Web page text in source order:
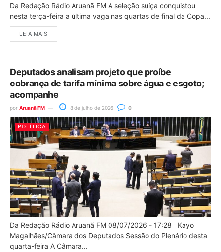
Da Redação Rádio Aruanã FM A seleção suíça conquistou
nesta terça-feira a última vaga nas quartas de final da Copa...
LEIA MAIS
Deputados analisam projeto que proíbe
cobrança de tarifa mínima sobre água e esgoto;
acompanhe
por Aruanã FM 8 de julho de 2026 0
POLÍTICA
Da Redação Rádio Aruanã FM 08/07/2026 - 17:28 Kayo
Magalhães/Câmara dos Deputados Sessão do Plenário desta
quarta-feira A Câmara...